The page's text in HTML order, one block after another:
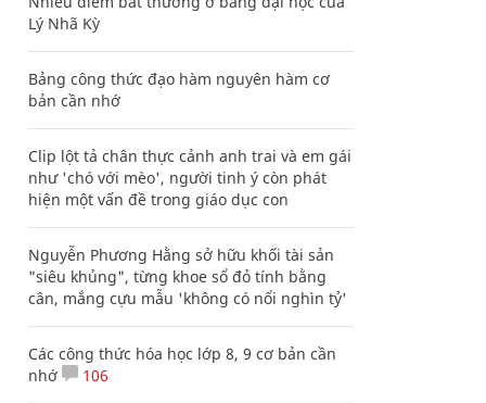
Lý Nhã Kỳ
Bảng công thức đạo hàm nguyên hàm cơ
bản cần nhớ
Clip lột tả chân thực cảnh anh trai và em gái
như 'chó với mèo', người tinh ý còn phát
hiện một vấn đề trong giáo dục con
Nguyễn Phương Hằng sở hữu khối tài sản
"siêu khủng", từng khoe sổ đỏ tính bằng
cân, mắng cựu mẫu 'không có nổi nghìn tỷ'
Các công thức hóa học lớp 8, 9 cơ bản cần
nhớ
106